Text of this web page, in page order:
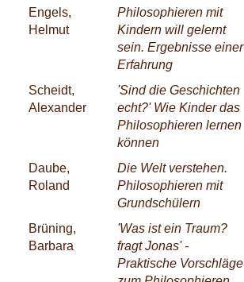
Engels,
Helmut
Philosophieren mit
Kindern will gelernt
sein. Ergebnisse einer
Erfahrung
Scheidt,
Alexander
'Sind die Geschichten
echt?' Wie Kinder das
Philosophieren lernen
können
Daube,
Roland
Die Welt verstehen.
Philosophieren mit
Grundschülern
Brüning,
Barbara
'Was ist ein Traum?
fragt Jonas' -
Praktische Vorschläge